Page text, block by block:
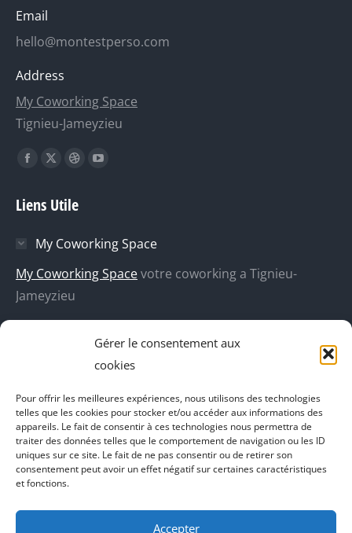
Gérer le consentement aux
cookies
Pour offrir les meilleures expériences, nous utilisons des technologies
telles que les cookies pour stocker et/ou accéder aux informations des
appareils. Le fait de consentir à ces technologies nous permettra de
traiter des données telles que le comportement de navigation ou les ID
uniques sur ce site. Le fait de ne pas consentir ou de retirer son
consentement peut avoir un effet négatif sur certaines caractéristiques
et fonctions.
Accepter
Email
hello@montestperso.com
Address
My Coworking Space
Tignieu-Jameyzieu
Trouvez nous sur :
La
Facebook
dans
une
nouvelle
La
X
dans
une
nouvelle
La
Dribble
dans
une
nouvelle
La
dans
une
Liens Utile
My Coworking Space
My Coworking Spacevotre coworking a Tignieu-
Jameyzieu
Agence de communication Akinai
Vecteur de croissance
L'instant Ki
Il parlent de vous